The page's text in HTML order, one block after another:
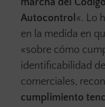
marcha del
Autocontrol«. Lo
en la medida en
«sobre cómo
identificabilidad
comerciales,
cumplimiento